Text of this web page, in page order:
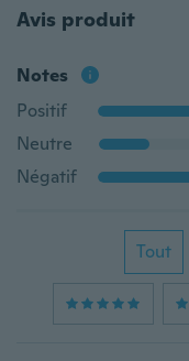
Avis produit
Notes
Positif
Neutre
Négatif
Tout